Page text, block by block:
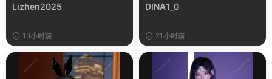
Lizhen2025
19小时前
DINA1_0
21小时前